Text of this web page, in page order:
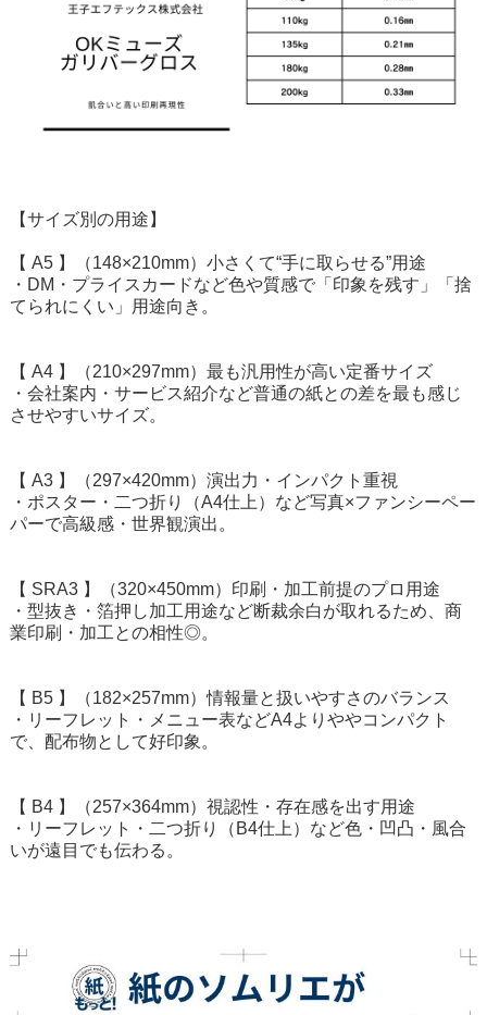
【サイズ別の用途】
【 A5 】（148×210mm）小さくて“手に取らせる”用途
・DM・プライスカードなど色や質感で「印象を残す」「捨
てられにくい」用途向き。
【 A4 】（210×297mm）最も汎用性が高い定番サイズ
・会社案内・サービス紹介など普通の紙との差を最も感じ
させやすいサイズ。
【 A3 】（297×420mm）演出力・インパクト重視
・ポスター・二つ折り（A4仕上）など写真×ファンシーペー
パーで高級感・世界観演出。
【 SRA3 】（320×450mm）印刷・加工前提のプロ用途
・型抜き・箔押し加工用途など断裁余白が取れるため、商
業印刷・加工との相性◎。
【 B5 】（182×257mm）情報量と扱いやすさのバランス
・リーフレット・メニュー表などA4よりややコンパクト
で、配布物として好印象。
【 B4 】（257×364mm）視認性・存在感を出す用途
・リーフレット・二つ折り（B4仕上）など色・凹凸・風合
いが遠目でも伝わる。